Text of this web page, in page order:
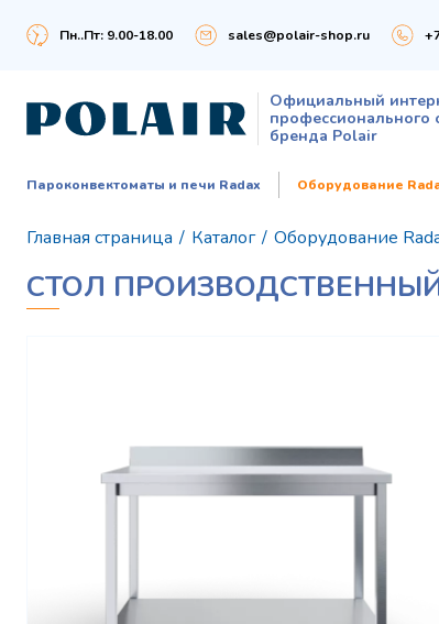
Пн..Пт: 9.00-18.00 sales@polair-shop.ru
Официальный
профессионального
бренда Polair
Пароконвектоматы и печи Radax Оборудование
Главная страница / Каталог / Оборудование
СТОЛ